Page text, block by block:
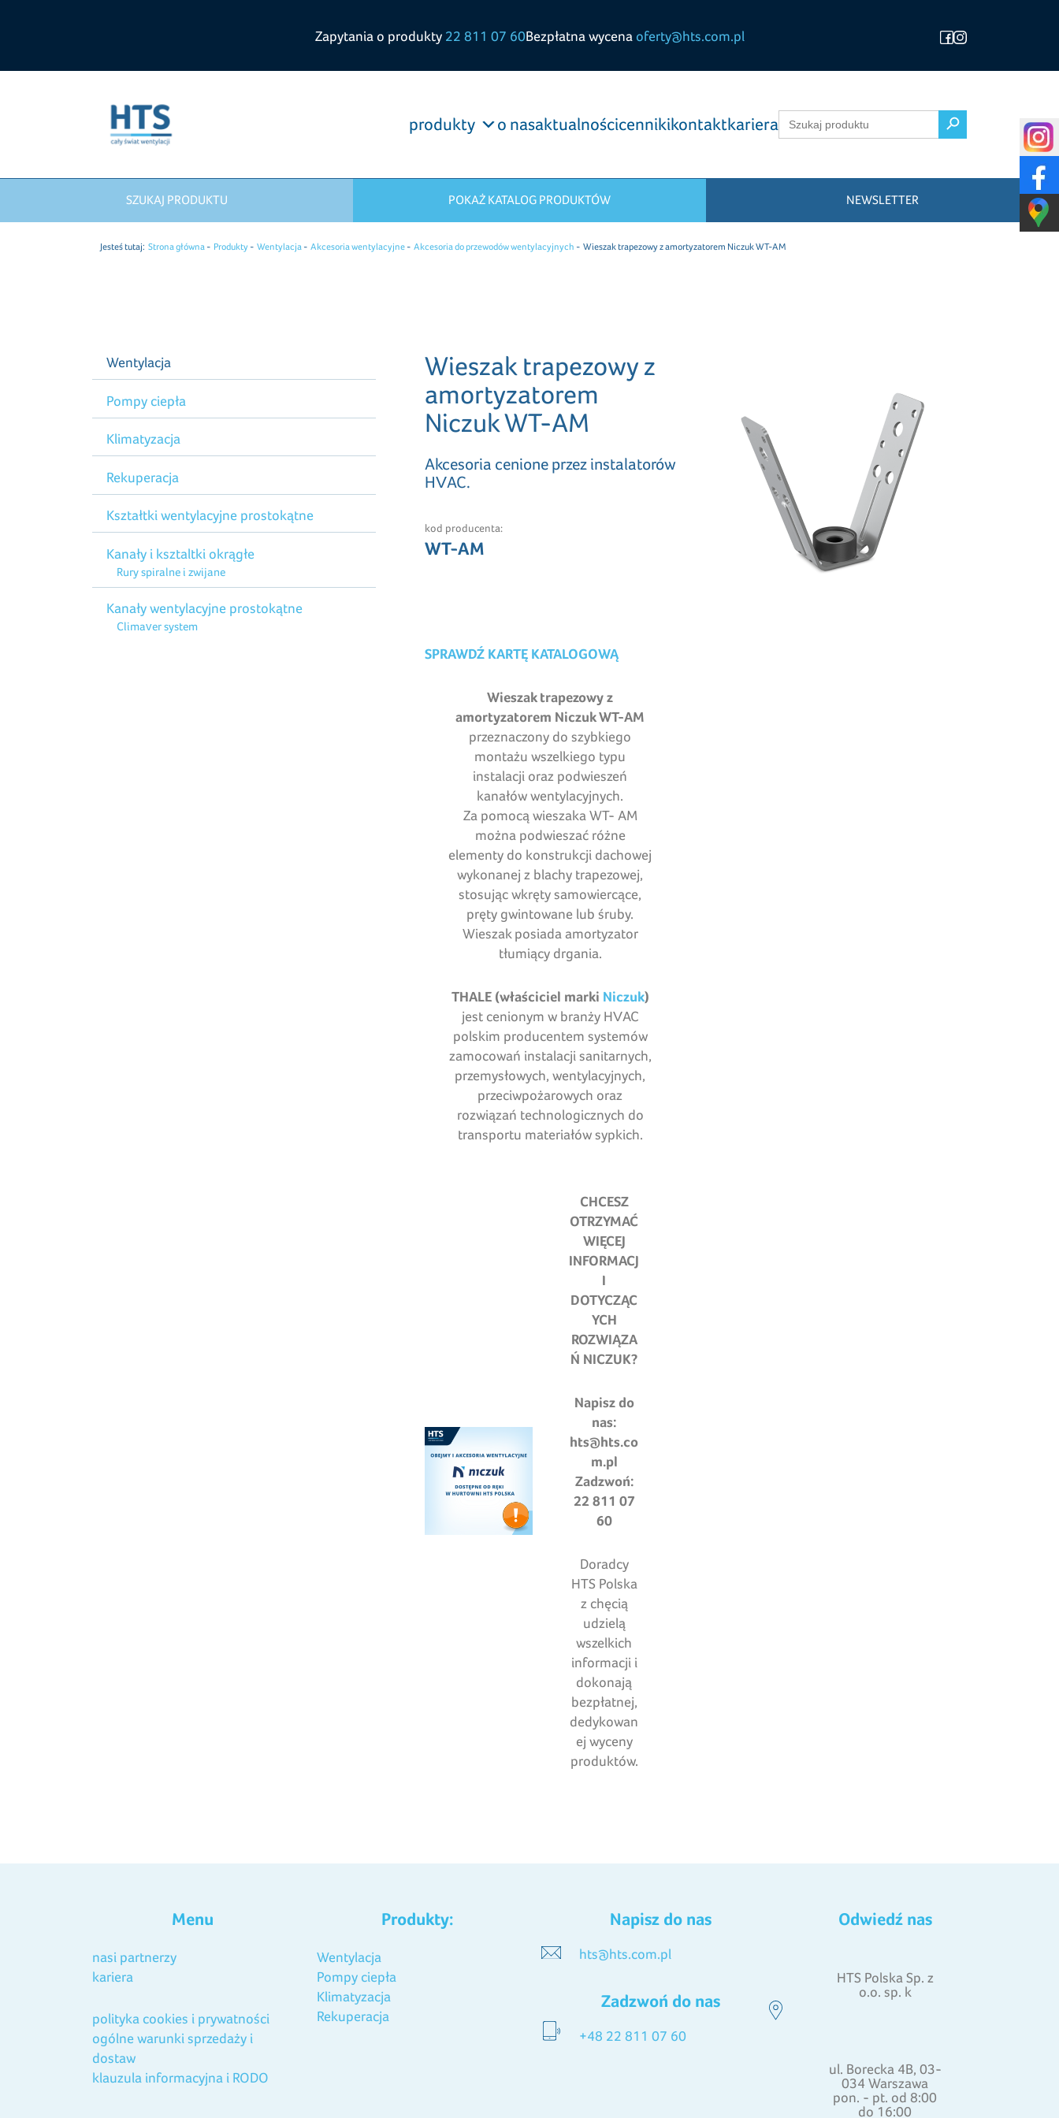
Zapytania o produkty 22 811 07 60Bezpłatna wycena oferty@hts.com.pl
produkty o nasaktualnościcennikikontaktkarieraSearch
for:
Search Button
SZUKAJ PRODUKTU POKAŻ KATALOG PRODUKTÓW NEWSLETTER
Jesteś tutaj: Strona główna Produkty Wentylacja Akcesoria wentylacyjne Akcesoria do przewodów wentylacyjnych Wieszak trapezowy z amortyzatorem Niczuk WT-AM
Wentylacja
Pompy ciepła
Klimatyzacja
Rekuperacja
Kształtki wentylacyjne prostokątne
Kanały i ksztaltki okrągłe
Rury spiralne i zwijane
Kanały wentylacyjne prostokątne
Climaver system
Wieszak trapezowy z
amortyzatorem
Niczuk WT-AM
Akcesoria cenione przez instalatorów
HVAC.
kod producenta:
WT-AM
SPRAWDŹ KARTĘ KATALOGOWĄ
Wieszak trapezowy z
amortyzatorem Niczuk WT-AM
przeznaczony do szybkiego
montażu wszelkiego typu
instalacji oraz podwieszeń
kanałów wentylacyjnych.
Za pomocą wieszaka WT- AM
można podwieszać różne
elementy do konstrukcji dachowej
wykonanej z blachy trapezowej,
stosując wkręty samowiercące,
pręty gwintowane lub śruby.
Wieszak posiada amortyzator
tłumiący drgania.
THALE (właściciel marki Niczuk)
jest cenionym w branży HVAC
polskim producentem systemów
zamocowań instalacji sanitarnych,
przemysłowych, wentylacyjnych,
przeciwpożarowych oraz
rozwiązań technologicznych do
transportu materiałów sypkich.
CHCESZ
OTRZYMAĆ
WIĘCEJ
INFORMACJ
I
DOTYCZĄC
YCH
ROZWIĄZA
Ń NICZUK?
Napisz do
nas:
hts@hts.co
m.pl
Zadzwoń:
22 811 07
60
Doradcy
HTS Polska
z chęcią
udzielą
wszelkich
informacji i
dokonają
bezpłatnej,
dedykowan
ej wyceny
produktów.
Menu
nasi partnerzy
kariera
polityka cookies i prywatności
ogólne warunki sprzedaży i
dostaw
klauzula informacyjna i RODO
Produkty:
Wentylacja
Pompy ciepła
Klimatyzacja
Rekuperacja
Napisz do nas
hts@hts.com.pl
Zadzwoń do nas
+48 22 811 07 60
Odwiedź nas
HTS Polska Sp. z
o.o. sp. k
ul. Borecka 4B, 03-
034 Warszawa
pon. - pt. od 8:00
do 16:00